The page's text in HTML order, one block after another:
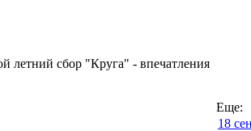
летний сбор "Круга" - впечатления
Еще:
18